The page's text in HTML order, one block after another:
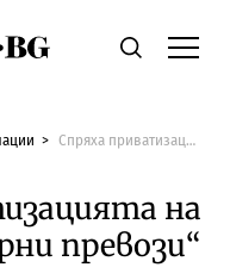
Economic.bgТърсене
Спряха приватизацията на „БДЖ-Товарни превози“
на
превози“